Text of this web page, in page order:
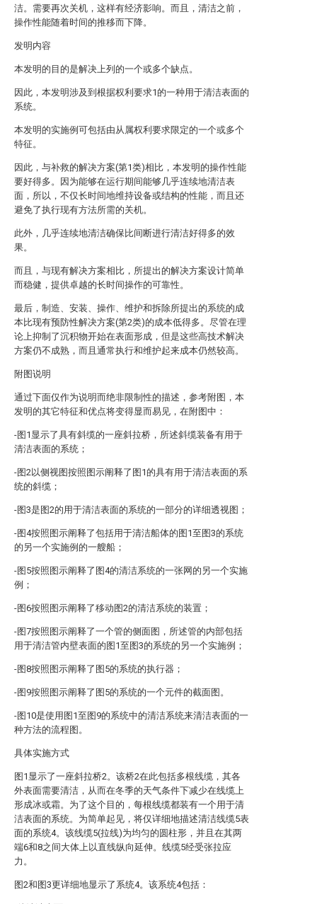
洁。需要再次关机，这样有经济影响。而且，清洁之前，
操作性能随着时间的推移而下降。
发明内容
本发明的目的是解决上列的一个或多个缺点。
因此，本发明涉及到根据权利要求1的一种用于清洁表面的
系统。
本发明的实施例可包括由从属权利要求限定的一个或多个
特征。
因此，与补救的解决方案(第1类)相比，本发明的操作性能
要好得多。因为能够在运行期间能够几乎连续地清洁表
面，所以，不仅长时间地维持设备或结构的性能，而且还
避免了执行现有方法所需的关机。
此外，几乎连续地清洁确保比间断进行清洁好得多的效
果。
而且，与现有解决方案相比，所提出的解决方案设计简单
而稳健，提供卓越的长时间操作的可靠性。
最后，制造、安装、操作、维护和拆除所提出的系统的成
本比现有预防性解决方案(第2类)的成本低得多。尽管在理
论上抑制了沉积物开始在表面形成，但是这些高技术解决
方案仍不成熟，而且通常执行和维护起来成本仍然较高。
附图说明
通过下面仅作为说明而绝非限制性的描述，参考附图，本
发明的其它特征和优点将变得显而易见，在附图中：
-图1显示了具有斜缆的一座斜拉桥，所述斜缆装备有用于
清洁表面的系统；
-图2以侧视图按照图示阐释了图1的具有用于清洁表面的系
统的斜缆；
-图3是图2的用于清洁表面的系统的一部分的详细透视图；
-图4按照图示阐释了包括用于清洁船体的图1至图3的系统
的另一个实施例的一艘船；
-图5按照图示阐释了图4的清洁系统的一张网的另一个实施
例；
-图6按照图示阐释了移动图2的清洁系统的装置；
-图7按照图示阐释了一个管的侧面图，所述管的内部包括
用于清洁管内壁表面的图1至图3的系统的另一个实施例；
-图8按照图示阐释了图5的系统的执行器；
-图9按照图示阐释了图5的系统的一个元件的截面图。
-图10是使用图1至图9的系统中的清洁系统来清洁表面的一
种方法的流程图。
具体实施方式
图1显示了一座斜拉桥2。该桥2在此包括多根线缆，其各
外表面需要清洁，从而在冬季的天气条件下减少在线缆上
形成冰或霜。为了这个目的，每根线缆都装有一个用于清
洁表面的系统。为简单起见，将仅详细地描述清洁线缆5表
面的系统4。该线缆5(拉线)为均匀的圆柱形，并且在其两
端6和8之间大体上以直线纵向延伸。线缆5经受张拉应
力。
图2和图3更详细地显示了系统4。该系统4包括：